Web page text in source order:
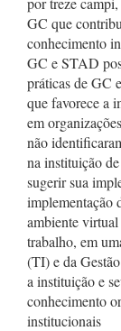
GC que
conhecimento
GC e STAD
práticas de GC
que favorece a
em
não
na instituição
sugerir sua
implementação
ambiente virtual
trabalho, em
(TI) e da
a instituição e
conhecimento
institucionais